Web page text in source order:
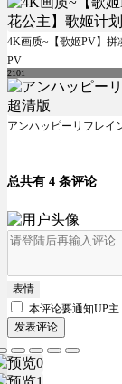
4K画质~【歌姬PV】拼
PV
2101
アンハッピーリフレイ
总共有 4 条评论
表情
本评论要通知UP主
发表评论